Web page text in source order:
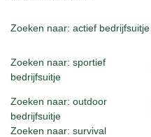
Zoeken naar: actief bedrijfsuitje
Zoeken naar: sportief
bedrijfsuitje
Zoeken naar: outdoor
bedrijfsuitje
Zoeken naar: survival